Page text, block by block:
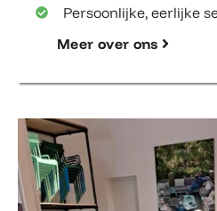
Persoonlijke, eerlijke
Meer over ons